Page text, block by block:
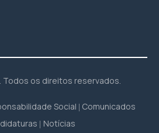
Todos os direitos reservados.
Social Comunicados
Notícias